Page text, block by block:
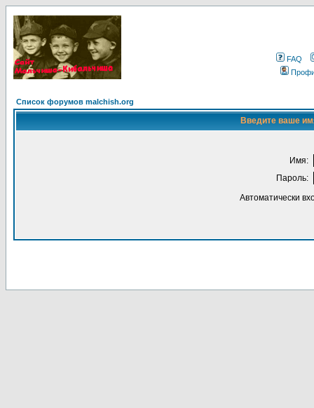
FAQ
Список форумов malchish.org
Введите ваше
Имя:
Пароль:
Автоматически